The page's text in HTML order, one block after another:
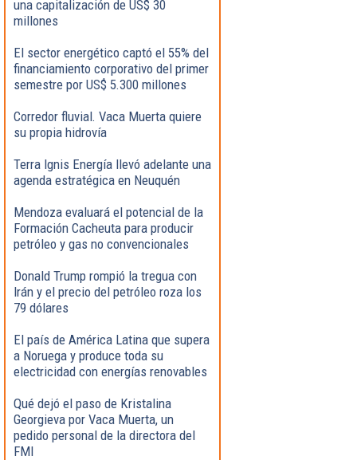
una capitalización de US$ 30
millones
El sector energético captó el 55% del
financiamiento corporativo del primer
semestre por US$ 5.300 millones
Corredor fluvial. Vaca Muerta quiere
su propia hidrovía
Terra Ignis Energía llevó adelante una
agenda estratégica en Neuquén
Mendoza evaluará el potencial de la
Formación Cacheuta para producir
petróleo y gas no convencionales
Donald Trump rompió la tregua con
Irán y el precio del petróleo roza los
79 dólares
El país de América Latina que supera
a Noruega y produce toda su
electricidad con energías renovables
Qué dejó el paso de Kristalina
Georgieva por Vaca Muerta, un
pedido personal de la directora del
FMI